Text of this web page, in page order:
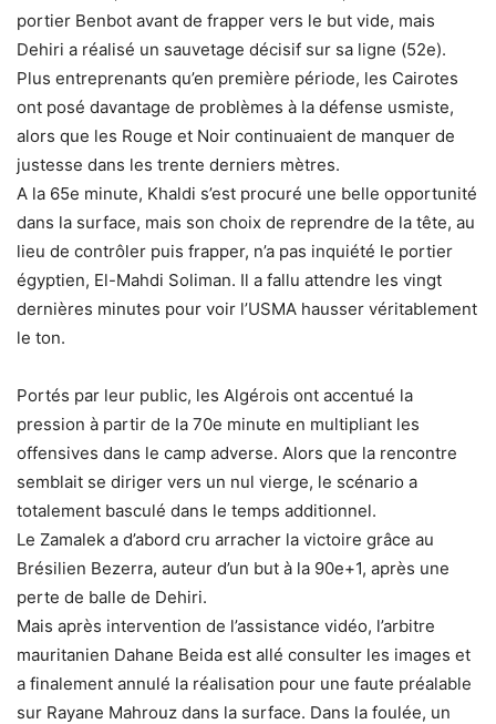
portier Benbot avant de frapper vers le but vide, mais
Dehiri a réalisé un sauvetage décisif sur sa ligne (52e).
Plus entreprenants qu’en première période, les Cairotes
ont posé davantage de problèmes à la défense usmiste,
alors que les Rouge et Noir continuaient de manquer de
justesse dans les trente derniers mètres.
A la 65e minute, Khaldi s’est procuré une belle opportunité
dans la surface, mais son choix de reprendre de la tête, au
lieu de contrôler puis frapper, n’a pas inquiété le portier
égyptien, El-Mahdi Soliman. Il a fallu attendre les vingt
dernières minutes pour voir l’USMA hausser véritablement
le ton.
Portés par leur public, les Algérois ont accentué la
pression à partir de la 70e minute en multipliant les
offensives dans le camp adverse. Alors que la rencontre
semblait se diriger vers un nul vierge, le scénario a
totalement basculé dans le temps additionnel.
Le Zamalek a d’abord cru arracher la victoire grâce au
Brésilien Bezerra, auteur d’un but à la 90e+1, après une
perte de balle de Dehiri.
Mais après intervention de l’assistance vidéo, l’arbitre
mauritanien Dahane Beida est allé consulter les images et
a finalement annulé la réalisation pour une faute préalable
sur Rayane Mahrouz dans la surface. Dans la foulée, un